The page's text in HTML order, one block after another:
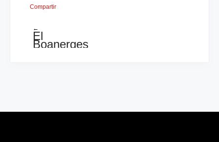
Compartir
←
El
Boanerges
evento